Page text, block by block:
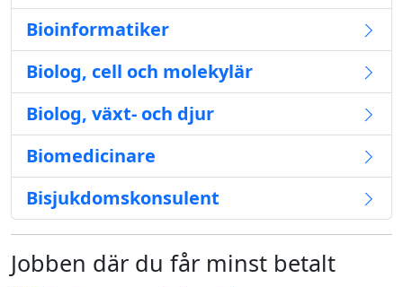
Bioinformatiker
Biolog, cell och molekylär
Biolog, växt- och djur
Biomedicinare
Bisjukdomskonsulent
Jobben där du får minst betalt